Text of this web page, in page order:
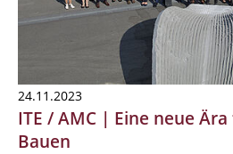
24.11.2023
ITE / AMC | Eine neue
Bauen